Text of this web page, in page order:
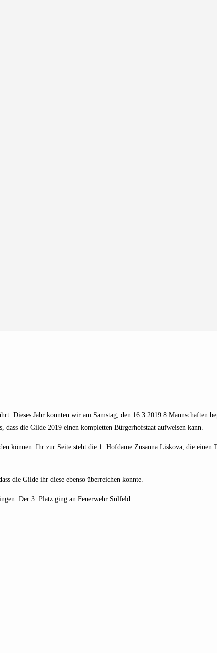
Dieses Jahr konnten wir am Samstag, den 16.3.2019 8 Mannschaften
dass die Gilde 2019 einen kompletten Bürgerhofstaat aufweisen kann.
können. Ihr zur Seite steht die 1. Hofdame Zusanna Liskova, die
die Gilde ihr diese ebenso überreichen konnte.
Der 3. Platz ging an Feuerwehr Sülfeld.